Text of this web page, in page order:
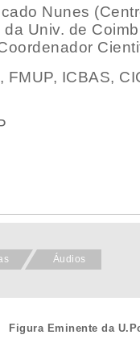
Nunes
Univ. de
FMUP, ICBAS,
Áudios
Figura Eminente da